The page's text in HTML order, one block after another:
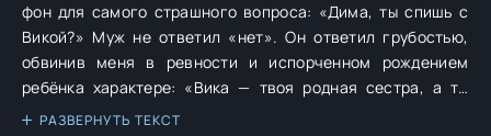
фон для самого страшного вопроса: «Дима, ты спишь с
Викой?» Муж не ответил «нет». Он ответил грубостью,
обвинив меня в ревности и испорченном рождением
ребёнка характере: «Вика — твоя родная сестра, а ты
выставляешь её в худшем свете, Лена». Но как
РАЗВЕРНУТЬ ТЕКСТ